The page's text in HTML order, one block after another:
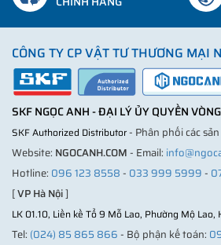
CÔNG TY CP VẬT TƯ THƯƠNG MẠI
SKF NGỌC ANH - ĐẠI LÝ ỦY QUYỀN
SKF Authorized Distributor- Phân phối các
Website: NGOCANH.COM- Email:
Hotline: 096 123 8558- 033 999 5999-
[VP Hà Nội]
LK 01.10, Liền kề Tổ 9 Mỗ Lao, Phường Mộ Lao,
Tel: (024) 85 865 866- Bộ phận kế toán: